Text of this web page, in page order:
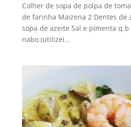
Colher de sopa de polpa de
de farinha Maizena 2 Dentes de
sopa de azeite Sal e pimenta
nabo (utilizei...